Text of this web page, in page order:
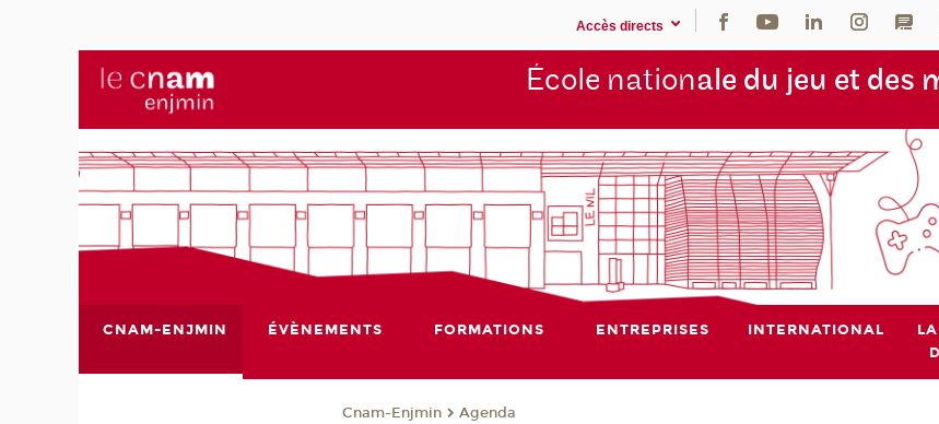
Accès directs
École nationale du jeu et des
CNAM-ENJMIN ÉVÈNEMENTS FORMATIONS ENTREPRISES INTERNATIONAL
Cnam-Enjmin Agenda